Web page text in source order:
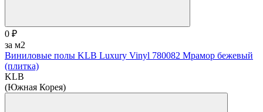
0 ₽
за м2
Виниловые полы KLB Luxury Vinyl 780082 Мрамор бежевый
(плитка)
KLB
(Южная Корея)